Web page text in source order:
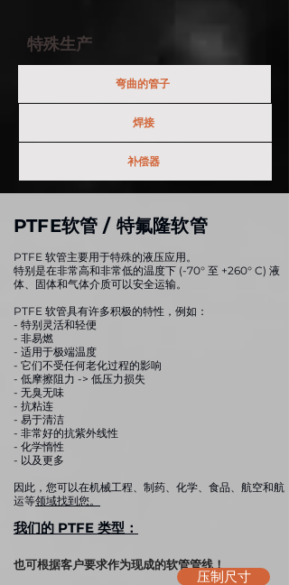
特殊生产
弯曲的管子
焊接
补偿器
PTFE软管 / 特氟隆软管
PTFE 软管主要用于特殊的液压应用。
特别是在非常高和非常低的温度下 (-70° 至 +260° C) 液
体、固体和气体介质可以安全运输。
PTFE 软管具有许多积极的特性，例如：
- 特别灵活和轻便
- 非易燃
- 适用于极端温度
- 它们不受任何老化过程的影响
- 低摩擦阻力 -> 低压力损失
- 无臭无味
- 抗粘连
- 易于清洁
- 非常好的抗紫外线性
- 化学惰性
- 以及更多
因此，您可以在机械工程、制药、化学、食品、航空和航
运等领域找到您。
我们的 PTFE 类型 ：
也可根据客户要求作为现成的软管管线！
压制尺寸